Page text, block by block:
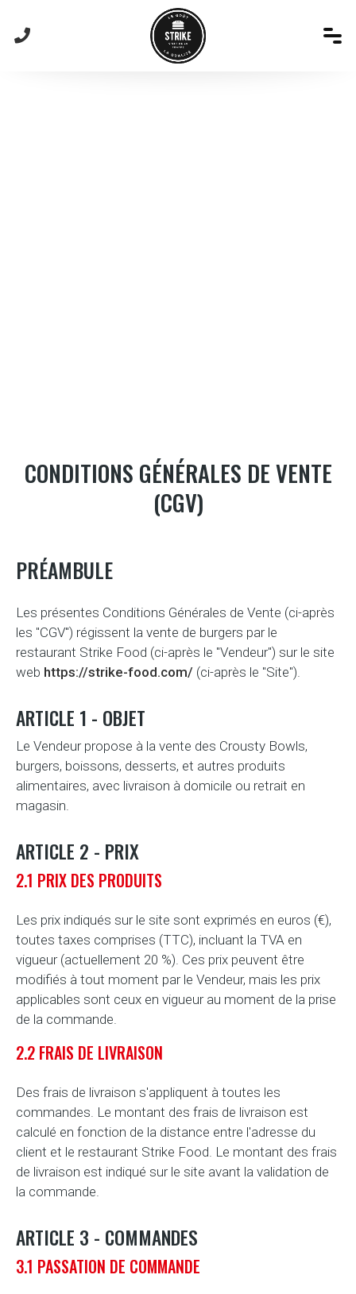
CONDITIONS GÉNÉRALES DE VENTE
(CGV)
PRÉAMBULE
Les présentes Conditions Générales de Vente (ci-après
les "CGV") régissent la vente de burgers par le
restaurant Strike Food (ci-après le "Vendeur") sur le site
web https://strike-food.com/ (ci-après le "Site").
ARTICLE 1 - OBJET
Le Vendeur propose à la vente des Crousty Bowls,
burgers, boissons, desserts, et autres produits
alimentaires, avec livraison à domicile ou retrait en
magasin.
ARTICLE 2 - PRIX
2.1 PRIX DES PRODUITS
Les prix indiqués sur le site sont exprimés en euros (€),
toutes taxes comprises (TTC), incluant la TVA en
vigueur (actuellement 20 %). Ces prix peuvent être
modifiés à tout moment par le Vendeur, mais les prix
applicables sont ceux en vigueur au moment de la prise
de la commande.
2.2 FRAIS DE LIVRAISON
Des frais de livraison s'appliquent à toutes les
commandes. Le montant des frais de livraison est
calculé en fonction de la distance entre l'adresse du
client et le restaurant Strike Food. Le montant des frais
de livraison est indiqué sur le site avant la validation de
la commande.
ARTICLE 3 - COMMANDES
3.1 PASSATION DE COMMANDE